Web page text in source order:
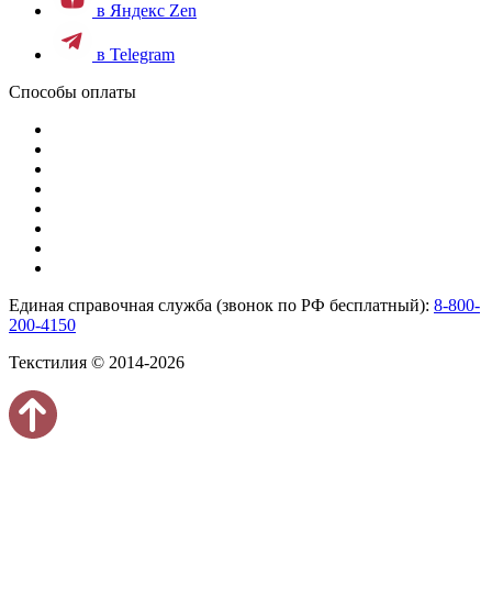
в Яндекс Zen
в Telegram
Способы оплаты
Единая справочная служба (звонок по РФ бесплатный): 8-800-
200-4150
Текстилия © 2014-2026